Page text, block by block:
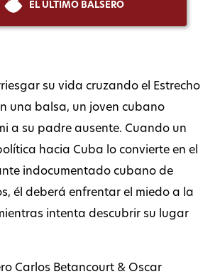
EL ÚLTIMO BALSERO
su vida cruzando el Estrecho
una balsa, un joven cubano
a su padre ausente. Cuando un
hacia Cuba lo convierte en el
indocumentado cubano de
él deberá enfrentar el miedo a la
intenta descubrir su lugar
Carlos Betancourt & Oscar